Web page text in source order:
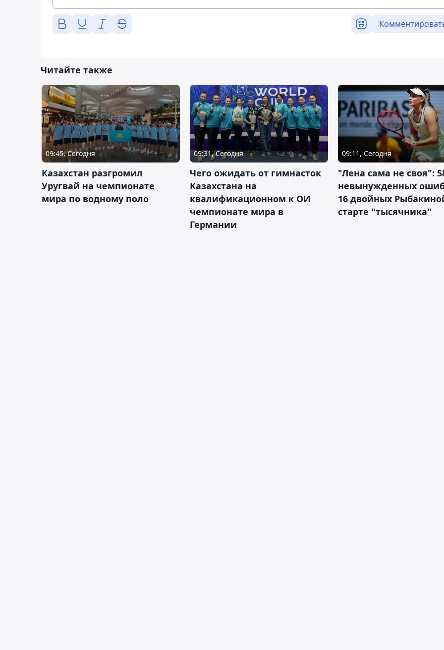
Читайте также
09:45, Сегодня
Казахстан разгромил
Уругвай на чемпионате
мира по водному поло
09:31, Сегодня
Чего ожидать от гимнасток
Казахстана на
квалификационном к ОИ
чемпионате мира в
Германии
09:11, Сегодня
"Лена сама не своя":
невынужденных
16 двойных
старте "тысячника"